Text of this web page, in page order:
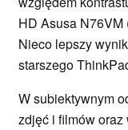
HD Asusa N76VM
Nieco lepszy
starszego
W subiektywnym
zdjęć i filmów